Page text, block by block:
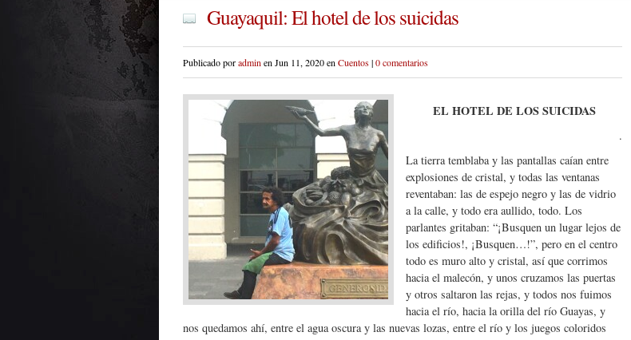
Guayaquil: El hotel de los suicidas
Publicado poradmin en Jun 11, 2020 en Cuentos|0 comentarios
EL HOTEL DE LOS SUICIDAS
.
La tierra temblaba y las pantallas caían entre
explosiones de cristal, y todas las ventanas
reventaban: las de espejo negro y las de vidrio
a la calle, y todo era aullido, todo. Los
parlantes gritaban: “¡Busquen un lugar lejos de
los edificios!, ¡Busquen…!”, pero en el centro
todo es muro alto y cristal, así que corrimos
hacia el malecón, y unos cruzamos las puertas
y otros saltaron las rejas, y todos nos fuimos
hacia el río, hacia la orilla del río Guayas, y
nos quedamos ahí, entre el agua oscura y las nuevas lozas, entre el río y los juegos coloridos